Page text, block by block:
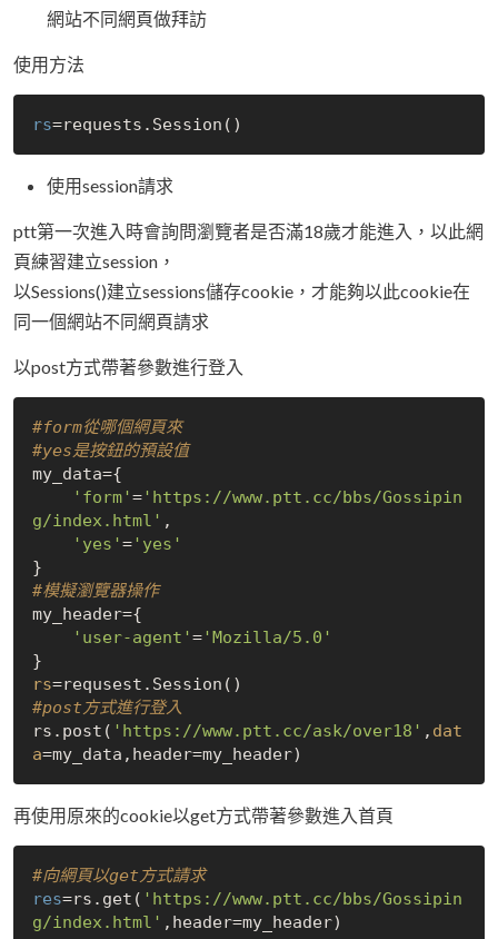
網站不同網頁做拜訪
使用方法
rs
使用session請求
ptt第一次進入時會詢問瀏覽者是否滿18歲才能進入，以此網
頁練習建立session，
以Sessions()建立sessions儲存cookie，才能夠以此cookie在
同一個網站不同網頁請求
以post方式帶著參數進行登入
#form從哪個網頁來
#yes是按鈕的預設值
my_data={
'form' ='https://www.ptt.cc/bbs/Gossipin
g/index.html' ,
'yes' ='yes'
#模擬瀏覽器操作
my_header={
'user-agent' ='Mozilla/5.0'
rs
#post方式進行登入
rs.post( 'https://www.ptt.cc/ask/over18' , dat
a
再使用原來的cookie以get方式帶著參數進入首頁
#向網頁以get方式請求
res=rs.get( 'https://www.ptt.cc/bbs/Gossipin
g/index.html'